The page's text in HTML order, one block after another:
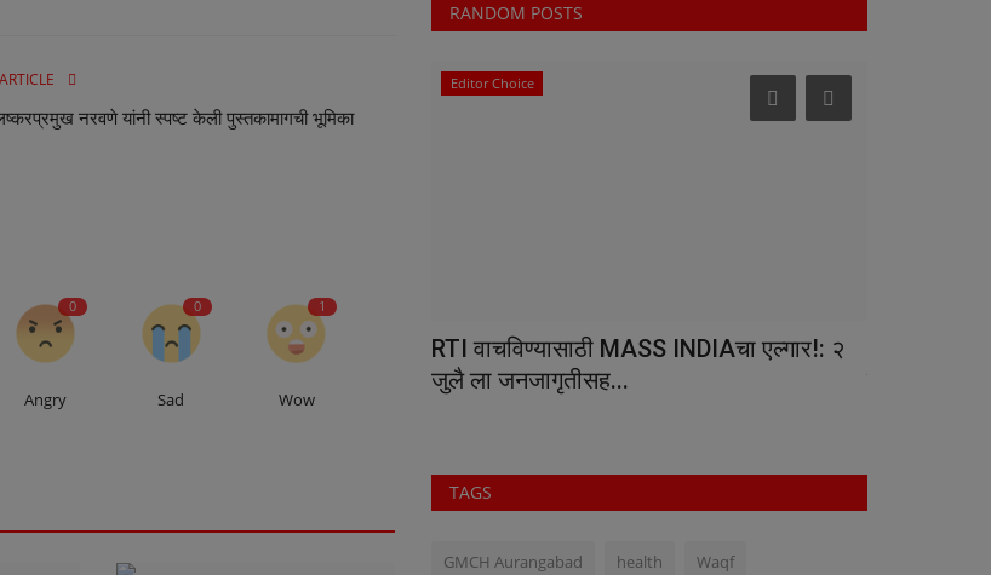
नरवणे यांनी स्पष्ट केली पुस्तकामागची भूमिका
0
Angry
0
Sad
1
Wow
RANDOM POSTS
World News
बशर गेले, अल-जौलानी आले: हुकूमशाही संपून
Editor Choice
RTI वाचविण्यासाठी MASS INDIAचा एल्गार!: २
जुलै ला जनजागृतीसह...
TAGS
GMCH Aurangabad health Waqf